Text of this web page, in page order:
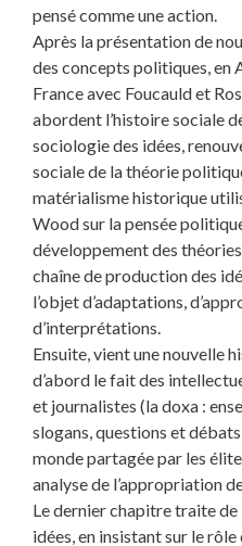
pensé comme une action.
Après la présentation de
des concepts politiques, en
France avec Foucauld et
abordent l’histoire sociale
sociologie des idées,
sociale de la théorie
matérialisme historique
Wood sur la pensée
développement des
chaîne de production des
l’objet d’adaptations,
d’interprétations.
Ensuite, vient une nouvelle
d’abord le fait des
et journalistes (la doxa :
slogans, questions et
monde partagée par les
analyse de l’appropriation
Le dernier chapitre traite de
idées, en insistant sur le rôle